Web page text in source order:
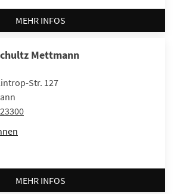
MEHR INFOS
Mettmann
Str. 127
MEHR INFOS